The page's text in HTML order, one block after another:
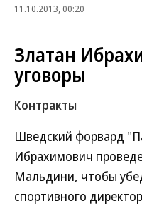
11.10.2013, 00:20
Златан
уговоры
Контракты
Шведский форвард
Ибрахимович
Мальдини, чтобы
спортивного